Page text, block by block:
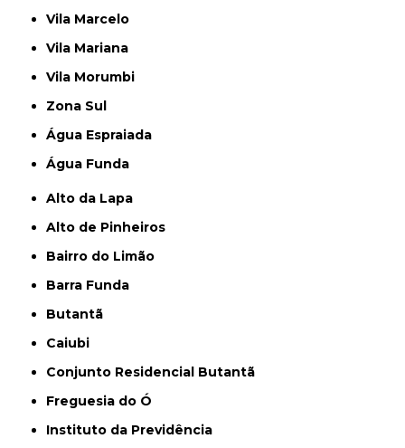
Vila Marcelo
Vila Mariana
Vila Morumbi
Zona Sul
Água Espraiada
Água Funda
Alto da Lapa
Alto de Pinheiros
Bairro do Limão
Barra Funda
Butantã
Caiubi
Conjunto Residencial Butantã
Freguesia do Ó
Instituto da Previdência